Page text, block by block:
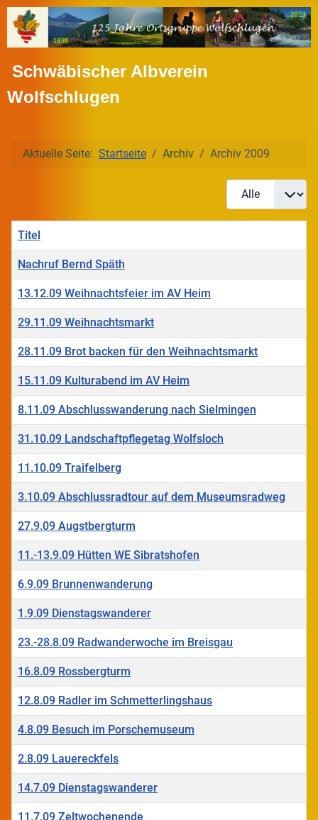
Schwäbischer Albverein
Wolfschlugen
Aktuelle Seite: Startseite Archiv Archiv 2009
Anzeige #
Titel
Nachruf Bernd Späth
13.12.09 Weihnachtsfeier im AV Heim
29.11.09 Weihnachtsmarkt
28.11.09 Brot backen für den Weihnachtsmarkt
15.11.09 Kulturabend im AV Heim
8.11.09 Abschlusswanderung nach Sielmingen
31.10.09 Landschaftpflegetag Wolfsloch
11.10.09 Traifelberg
3.10.09 Abschlussradtour auf dem Museumsradweg
27.9.09 Augstbergturm
11.-13.9.09 Hütten WE Sibratshofen
6.9.09 Brunnenwanderung
1.9.09 Dienstagswanderer
23.-28.8.09 Radwanderwoche im Breisgau
16.8.09 Rossbergturm
12.8.09 Radler im Schmetterlingshaus
4.8.09 Besuch im Porschemuseum
2.8.09 Lauereckfels
14.7.09 Dienstagswanderer
11.7.09 Zeltwochenende